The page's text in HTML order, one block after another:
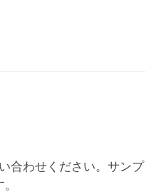
合わせください。サンプ